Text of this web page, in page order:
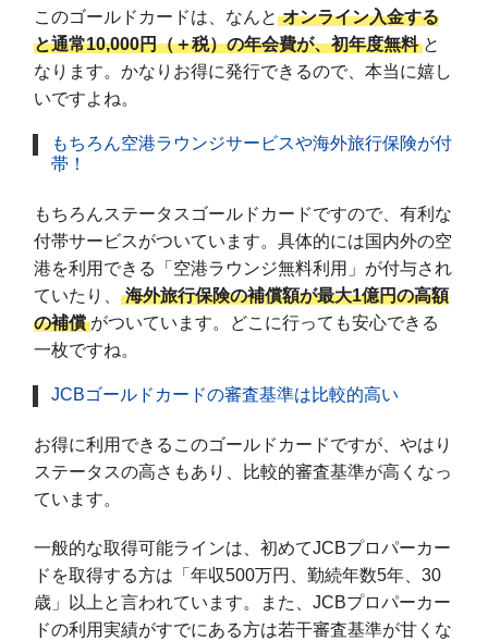
このゴールドカードは、なんと オンライン入金する
と通常10,000円（＋税）の年会費が、初年度無料 と
なります。かなりお得に発行できるので、本当に嬉し
いですよね。
もちろん空港ラウンジサービスや海外旅行保険が付
帯！
もちろんステータスゴールドカードですので、有利な
付帯サービスがついています。具体的には国内外の空
港を利用できる「空港ラウンジ無料利用」が付与され
ていたり、 海外旅行保険の補償額が最大1億円の高額
の補償 がついています。どこに行っても安心できる
一枚ですね。
JCBゴールドカードの審査基準は比較的高い
お得に利用できるこのゴールドカードですが、やはり
ステータスの高さもあり、比較的審査基準が高くなっ
ています。
一般的な取得可能ラインは、初めてJCBプロパーカー
ドを取得する方は「年収500万円、勤続年数5年、30
歳」以上と言われています。また、JCBプロパーカー
ドの利用実績がすでにある方は若干審査基準が甘くな